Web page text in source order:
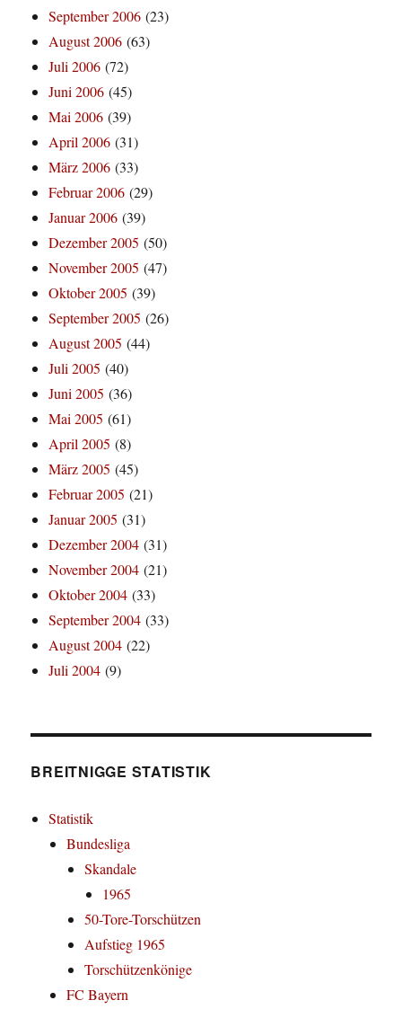
September 2006 (23)
August 2006 (63)
Juli 2006 (72)
Juni 2006 (45)
Mai 2006 (39)
April 2006 (31)
März 2006 (33)
Februar 2006 (29)
Januar 2006 (39)
Dezember 2005 (50)
November 2005 (47)
Oktober 2005 (39)
September 2005 (26)
August 2005 (44)
Juli 2005 (40)
Juni 2005 (36)
Mai 2005 (61)
April 2005 (8)
März 2005 (45)
Februar 2005 (21)
Januar 2005 (31)
Dezember 2004 (31)
November 2004 (21)
Oktober 2004 (33)
September 2004 (33)
August 2004 (22)
Juli 2004 (9)
BREITNIGGE STATISTIK
Statistik
Bundesliga
Skandale
1965
50-Tore-Torschützen
Aufstieg 1965
Torschützenkönige
FC Bayern